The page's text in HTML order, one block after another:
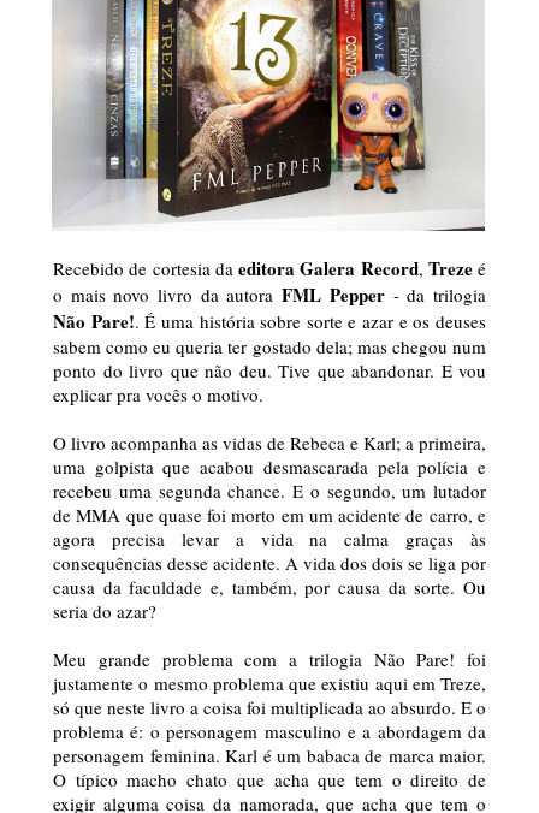
Recebido de cortesia da editora Galera Record, Treze é
o mais novo livro da autoraFML Pepper - da trilogia
Não Pare!. É uma história sobre sorte e azar e os deuses
sabem como eu queria ter gostado dela; mas chegou num
ponto do livro que não deu. Tive que abandonar. E vou
explicar pra vocês o motivo.
O livro acompanha as vidas de Rebeca e Karl; a primeira,
uma golpista que acabou desmascarada pela polícia e
recebeu uma segunda chance. E o segundo, um lutador
de MMA que quase foi morto em um acidente de carro, e
agora precisa levar a vida na calma graças às
consequências desse acidente. A vida dos dois se liga por
causa da faculdade e, também, por causa da sorte. Ou
seria do azar?
Meu grande problema com a trilogia Não Pare! foi
justamente o mesmo problema que existiu aqui em Treze,
só que neste livro a coisa foi multiplicada ao absurdo. E o
problema é: o personagem masculino e a abordagem da
personagem feminina. Karl é um babaca de marca maior.
O típico macho chato que acha que tem o direito de
exigir alguma coisa da namorada, que acha que tem o